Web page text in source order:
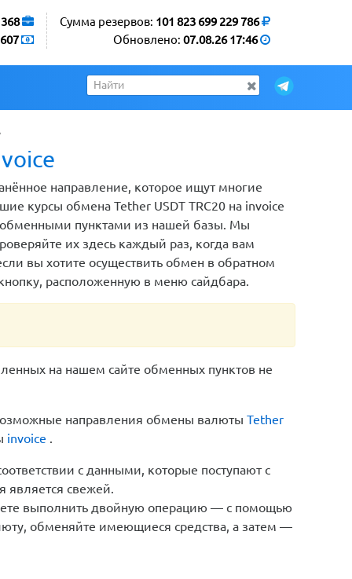
Сумма резервов: 101 823 699 229 786
Обновлено: 07.08.26 17:46
607
направление, которое ищут многие
курсы обмена Tether USDT TRC20 на invoice
обменными пунктами из нашей базы. Мы
их здесь каждый раз, когда вам
вы хотите осуществить обмен в обратном
расположенную в меню сайдбара.
на нашем сайте обменных пунктов не
направления обмены валюты Tether
invoice .
с данными, которые поступают с
является свежей.
выполнить двойную операцию — с помощью
обменяйте имеющиеся средства, а затем —